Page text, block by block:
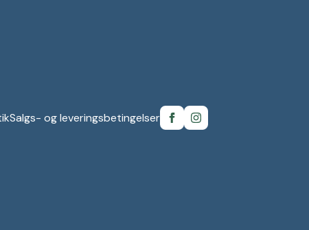
Salgs- og leveringsbetingelser